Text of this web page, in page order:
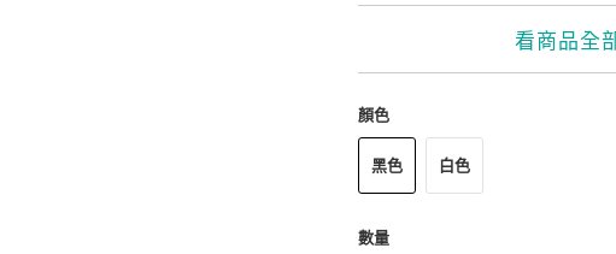
看商品全
顏色
黑色 白色
數量